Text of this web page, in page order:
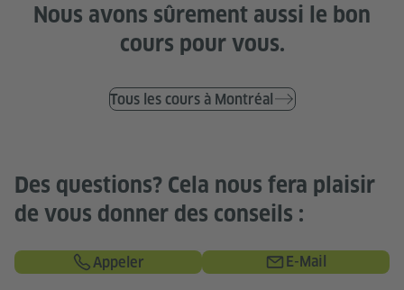
Nous avons sûrement aussi le bon
cours pour vous.
Tous les cours à Montréal
Des questions? Cela nous fera plaisir
de vous donner des conseils :
Appeler E-Mail